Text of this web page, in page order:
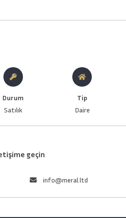
Durum
Satılık
Tip
Daire
geçin
info@meral.ltd